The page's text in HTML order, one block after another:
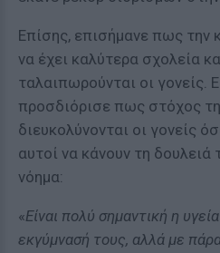
Επίσης, επισήμανε πως την
να έχει καλύτερα σχολεία
ταλαιπωρούνται οι γονείς.
προσδιόρισε πως στόχος
διευκολύνονται οι γονείς
αυτοί να κάνουν τη
νόημα:
«Είναι πολύ σημαντική η
εκγύμνασή τους, αλλά με